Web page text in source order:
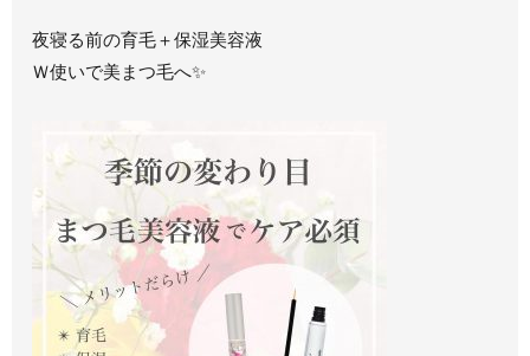
夜寝る前の育毛＋保湿美容液
Ｗ使いで美まつ毛へ✨